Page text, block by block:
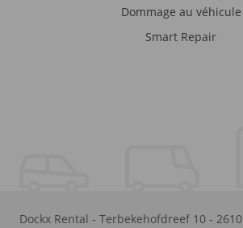
Dommage au véhicule
Smart Repair
Dockx Rental - Terbekehofdreef 10 - 2610